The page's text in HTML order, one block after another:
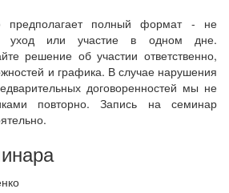
предполагает полный формат - не
уход или участие в одном дне.
решение об участии ответственно,
и графика. В случае нарушения
договоренностей мы не
повторно. Запись на семинар